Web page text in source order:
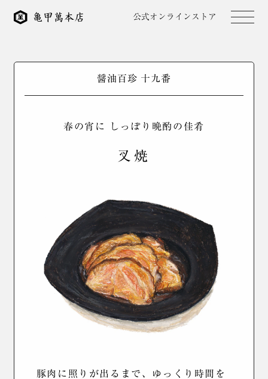
公式オンラインストア
醤油百珍 十九番
春の宵に しっぽり晩酌の佳肴
叉焼
豚肉に照りが出るまで、ゆっくり時間を